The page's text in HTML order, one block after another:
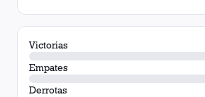
Victorias
Empates
Derrotas